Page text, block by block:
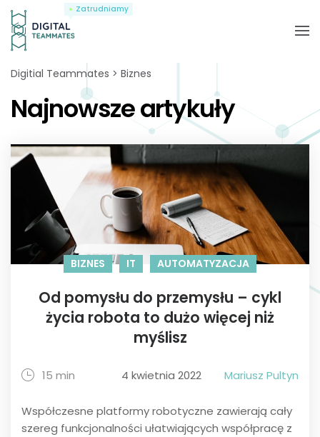
Zatrudniamy
Digitial Teammates Biznes
Najnowsze artykuły
BIZNES IT AUTOMATYZACJA
Od pomysłu do przemysłu – cykl
życia robota to dużo więcej niż
myślisz
15 min 4 kwietnia 2022 Mariusz Pultyn
Współczesne platformy robotyczne zawierają cały
szereg funkcjonalności ułatwiających współpracę z